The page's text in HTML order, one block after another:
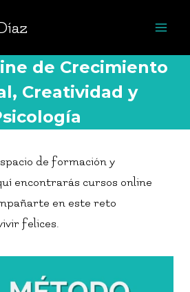
de Crecimiento
Creatividad y
de formación y
encontrarás cursos online
en este reto
felices.